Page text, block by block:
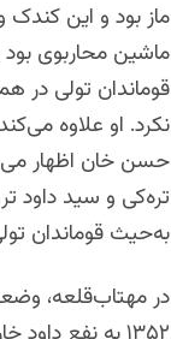
ماز بود و این
ماشین محاربوی
قوماندان تولی در
نکرد. او علاوه
حسن خان اظهار
به‌حیث قوماندان
در مهتاب‌قلعه،